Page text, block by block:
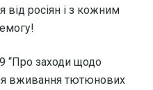
від росіян і з кожним
“Про заходи щодо
вживання тютюнових